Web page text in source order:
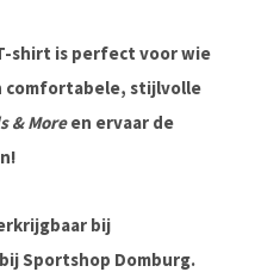
shirt is perfect voor wie
comfortabele, stijlvolle
& Moreen ervaar de
bij
Sportshop Domburg.